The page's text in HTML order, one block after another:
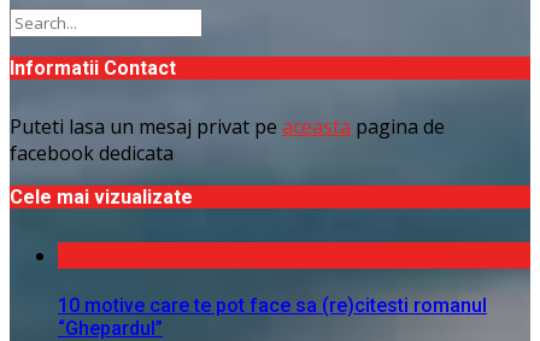
Informatii Contact
Puteti lasa un mesaj privat pe aceasta pagina de
facebook dedicata
Cele mai vizualizate
10 motive care te pot face sa (re)citesti romanul
“Ghepardul”